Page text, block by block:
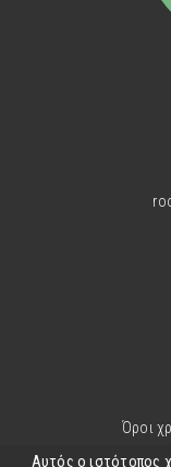
Αυτός ο ιστότοπος
Όροι